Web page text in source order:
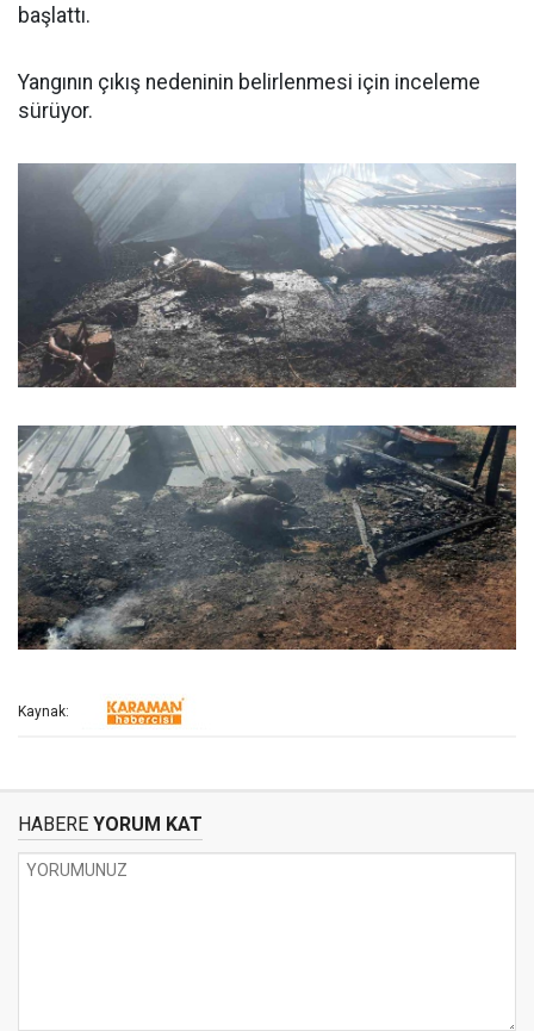
başlattı.
Yangının çıkış nedeninin belirlenmesi için inceleme
sürüyor.
Kaynak:
HABERE YORUM KAT